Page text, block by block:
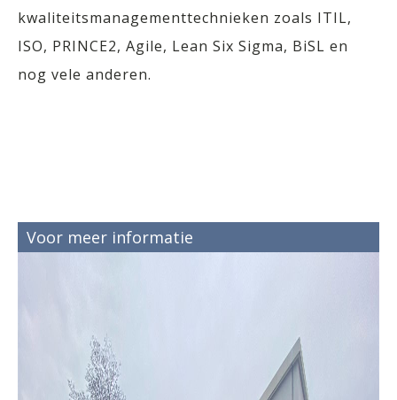
kwaliteitsmanagementtechnieken zoals ITIL,
ISO, PRINCE2, Agile, Lean Six Sigma, BiSL en
nog vele anderen.
Voor meer informatie